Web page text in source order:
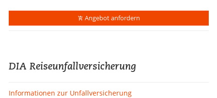
Angebot anfordern
DIA Reiseunfallversicherung
Informationen zur Unfallversicherung